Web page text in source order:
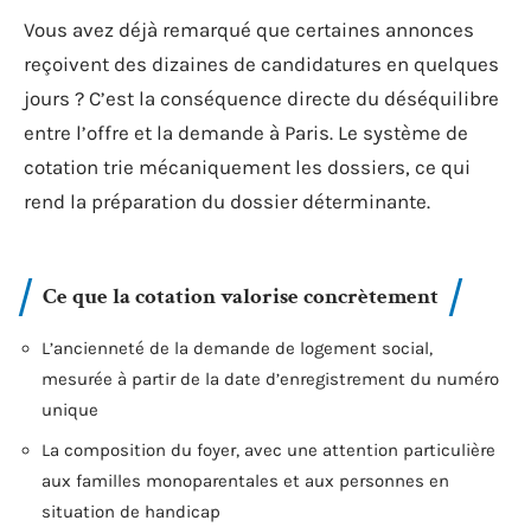
Vous avez déjà remarqué que certaines annonces
reçoivent des dizaines de candidatures en quelques
jours ? C’est la conséquence directe du déséquilibre
entre l’offre et la demande à Paris. Le système de
cotation trie mécaniquement les dossiers, ce qui
rend la préparation du dossier déterminante.
Ce que la cotation valorise concrètement
L’ancienneté de la demande de logement social,
mesurée à partir de la date d’enregistrement du numéro
unique
La composition du foyer, avec une attention particulière
aux familles monoparentales et aux personnes en
situation de handicap